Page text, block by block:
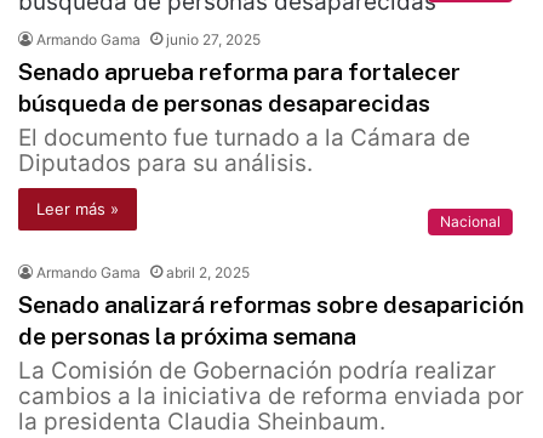
Armando Gama junio 27, 2025
Senado aprueba reforma para fortalecer
búsqueda de personas desaparecidas
El documento fue turnado a la Cámara de
Diputados para su análisis.
Leer más »
Nacional
Armando Gama abril 2, 2025
Senado analizará reformas sobre desaparición
de personas la próxima semana
La Comisión de Gobernación podría realizar
cambios a la iniciativa de reforma enviada por
la presidenta Claudia Sheinbaum.